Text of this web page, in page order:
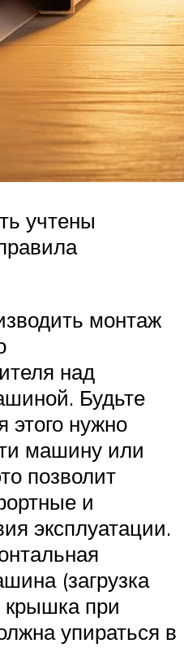
учтены
монтаж
над
Будьте
этого нужно
машину или
позволит
и
эксплуатации.
(загрузка
крышка при
упираться в